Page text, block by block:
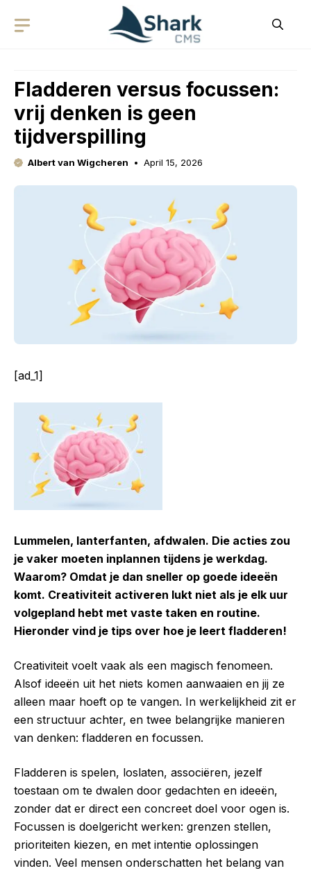
Fladderen versus focussen:
vrij denken is geen
tijdverspilling
Albert van Wigcheren April 15, 2026
[ad_1]
Lummelen, lanterfanten, afdwalen. Die acties zou
je vaker moeten inplannen tijdens je werkdag.
Waarom? Omdat je dan sneller op goede ideeën
komt. Creativiteit activeren lukt niet als je elk uur
volgepland hebt met vaste taken en routine.
Hieronder vind je tips over hoe je leert fladderen!
Creativiteit voelt vaak als een magisch fenomeen.
Alsof ideeën uit het niets komen aanwaaien en jij ze
alleen maar hoeft op te vangen. In werkelijkheid zit er
een structuur achter, en twee belangrijke manieren
van denken: fladderen en focussen.
Fladderen is spelen, loslaten, associëren, jezelf
toestaan om te dwalen door gedachten en ideeën,
zonder dat er direct een concreet doel voor ogen is.
Focussen is doelgericht werken: grenzen stellen,
prioriteiten kiezen, en met intentie oplossingen
vinden. Veel mensen onderschatten het belang van